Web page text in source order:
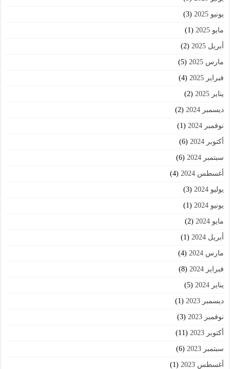
يونيو 2025 (3)
مايو 2025 (1)
أبريل 2025 (2)
مارس 2025 (5)
فبراير 2025 (4)
يناير 2025 (2)
ديسمبر 2024 (2)
نوفمبر 2024 (1)
أكتوبر 2024 (6)
سبتمبر 2024 (6)
أغسطس 2024 (4)
يوليو 2024 (3)
يونيو 2024 (1)
مايو 2024 (2)
أبريل 2024 (1)
مارس 2024 (4)
فبراير 2024 (8)
يناير 2024 (5)
ديسمبر 2023 (1)
نوفمبر 2023 (3)
أكتوبر 2023 (11)
سبتمبر 2023 (6)
أغسطس 2023 (1)